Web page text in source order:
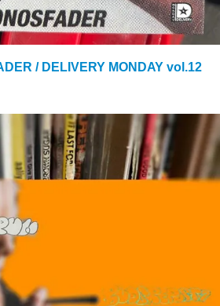
/ DELIVERY MONDAY vol.12